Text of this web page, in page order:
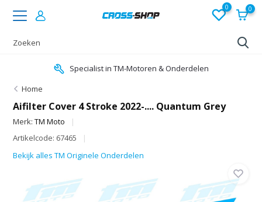
0 0
Specialist in TM-Motoren & Onderdelen
Home
Aifilter Cover 4 Stroke 2022-.... Quantum Grey
Merk:TM Moto
Artikelcode: 67465
Bekijk alles TM Originele Onderdelen